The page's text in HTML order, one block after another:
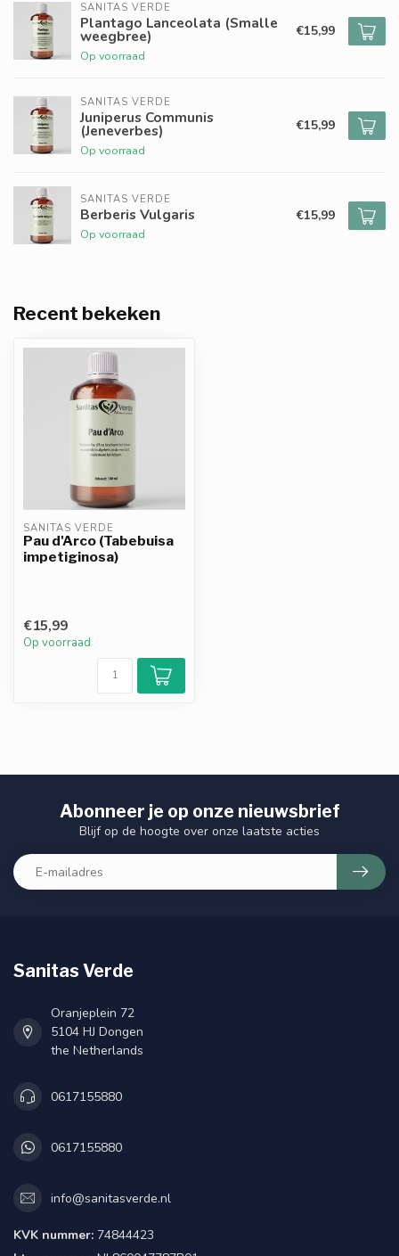
SANITAS VERDE
Plantago Lanceolata (Smalle
weegbree)
Op voorraad
€15,99
SANITAS VERDE
Juniperus Communis
(Jeneverbes)
Op voorraad
€15,99
SANITAS VERDE
Berberis Vulgaris
Op voorraad
€15,99
Recent bekeken
SANITAS VERDE
Pau d'Arco (Tabebuisa
impetiginosa)
€15,99
Op voorraad
Abonneer je op onze nieuwsbrief
Blijf op de hoogte over onze laatste acties
Sanitas Verde
Oranjeplein 72
5104 HJ Dongen
the Netherlands
0617155880
0617155880
info@sanitasverde.nl
KVK nummer: 74844423